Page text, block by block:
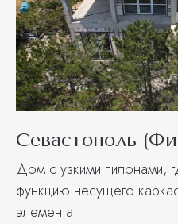
Севастополь
Дом с узкими пилонами,
функцию несущего
элемента.